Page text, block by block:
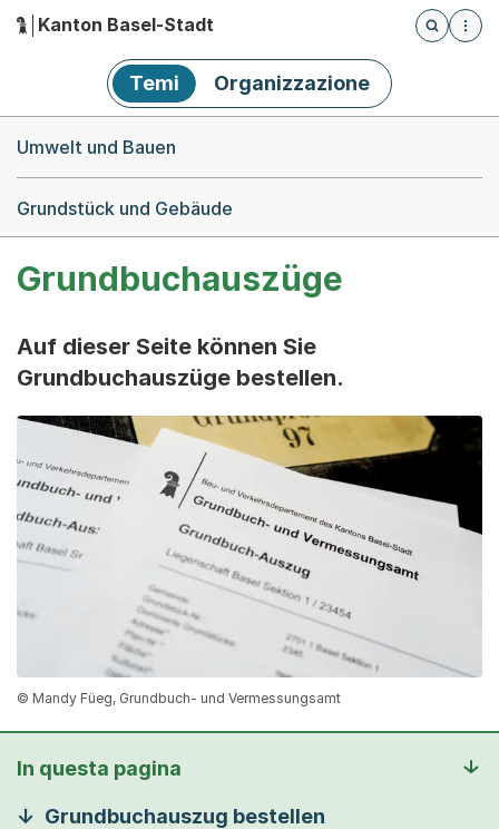
Hauptnavigation
Kanton Basel-Stadt
Öffnet
Temi Organizzazione
Umwelt und Bauen
Grundstück und Gebäude
Grundbuchauszüge
Auf dieser Seite können Sie
Grundbuchauszüge bestellen.
© Mandy Füeg, Grundbuch- und Vermessungsamt
In questa pagina
Grundbuchauszug bestellen